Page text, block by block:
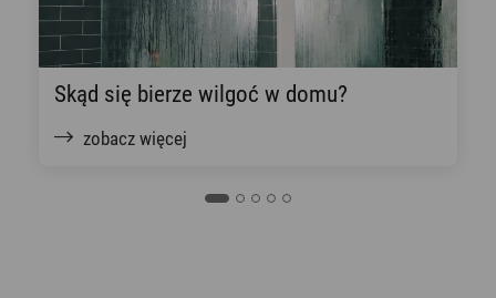
Skąd się bierze wilgoć w domu?
zobacz więcej